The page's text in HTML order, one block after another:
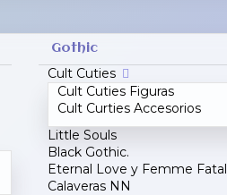
Gothic
Cult Cuties
Cult Cuties Figuras
Cult Curties Accesorios
Little Souls
Black Gothic.
Eternal Love y Femme Fatal
Calaveras NN